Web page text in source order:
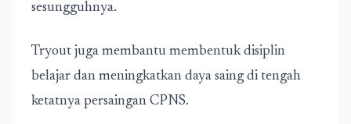
sesungguhnya.
Tryout juga membantu membentuk disiplin
belajar dan meningkatkan daya saing di tengah
ketatnya persaingan CPNS.